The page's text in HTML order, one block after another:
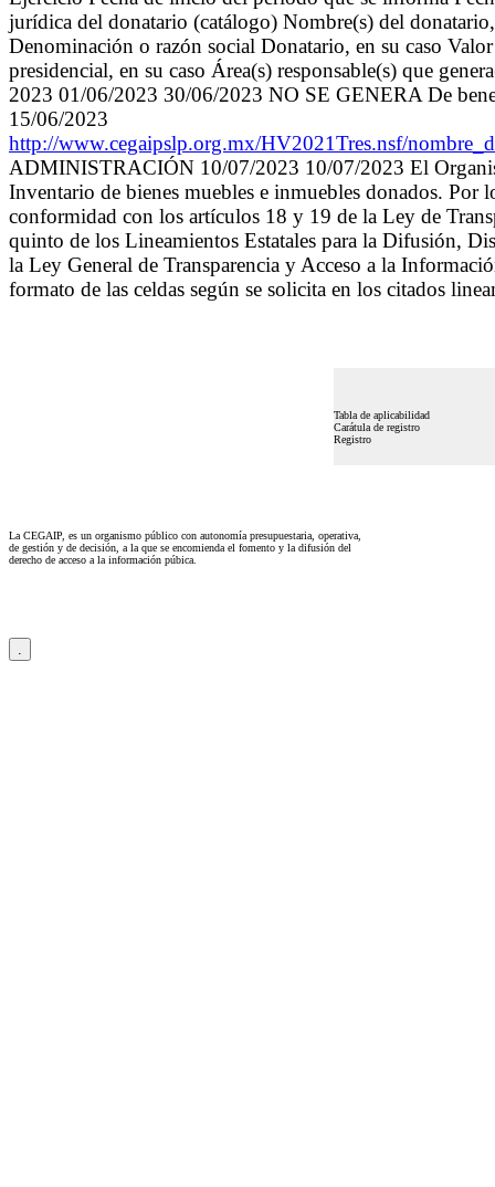
jurídica del donatario (catálogo) Nombre(s) del
Denominación o razón social Donatario, en su caso
presidencial, en su caso Área(s) responsable(s) que
2023 01/06/2023 30/06/2023 NO SE GENERA De
15/06/2023
http://www.cegaipslp.org.mx/HV2021Tres.nsf/
ADMINISTRACIÓN 10/07/2023 10/07/2023 El
Inventario de bienes muebles e inmuebles donados. Por
conformidad con los artículos 18 y 19 de la Ley de
quinto de los Lineamientos Estatales para la Difusión,
la Ley General de Transparencia y Acceso a la
formato de las celdas según se solicita en los citados
Tabla de aplicabilidad
Carátula de registro
Registro
La CEGAIP, es un organismo público con autonomía presupuestaria, operativa,
de gestión y de decisión, a la que se encomienda el fomento y la difusión del
derecho de acceso a la información púbica.